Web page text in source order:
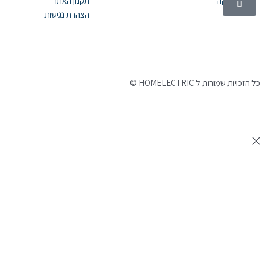
הצהרת נגישות
כל הזכויות שמורות ל HOMELECTRIC ©